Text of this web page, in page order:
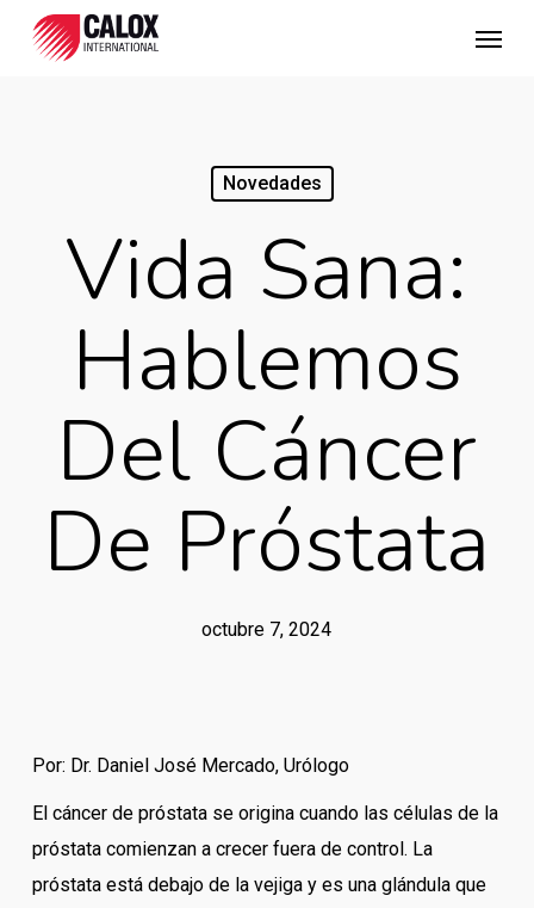
Novedades
Vida Sana:
Hablemos
Del Cáncer
De Próstata
octubre 7, 2024
Por: Dr. Daniel José Mercado, Urólogo
El cáncer de próstata se origina cuando las células de la
próstata comienzan a crecer fuera de control. La
próstata está debajo de la vejiga y es una glándula que